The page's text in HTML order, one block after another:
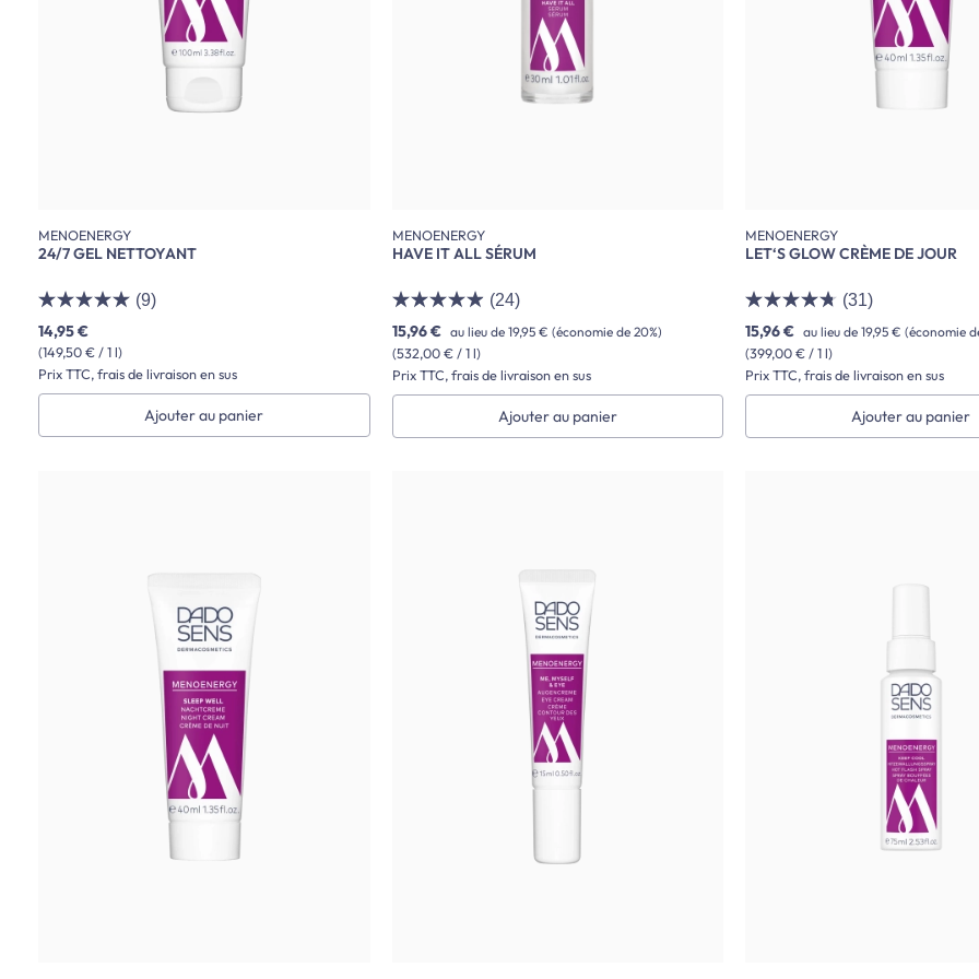
MENOENERGY
24/7 GEL NETTOYANT
(9)
(149,50 € / 1 l)
14,95 €
Prix TTC, frais de livraison en sus
Ajouter au panier
MENOENERGY
HAVE IT ALL SÉRUM
(24)
(532,00 € / 1 l)
15,96 € au lieu de 19,95 € (économie de 20%)
Prix TTC, frais de livraison en sus
Ajouter au panier
MENOENERGY
LET‘S GLOW CRÈME DE JOUR
(31)
(399,00 € / 1 l)
15,96 € au lieu de 19,95 € (économie
Prix TTC, frais de livraison en sus
Ajouter au panier